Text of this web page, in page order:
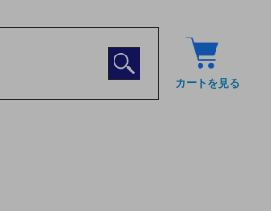
カートを見る